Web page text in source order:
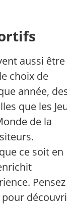
aussi être
choix de
année, des
que les Jeux
de la
ce soit en
Pensez à
pour découvrir